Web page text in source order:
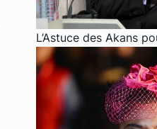
L’Astuce des Akans